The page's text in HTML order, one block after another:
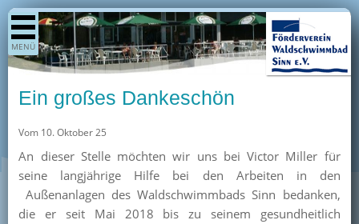
MENÜ
Shop
Aktuelles
Termine
Berichte
Bilder
/ Preise
Kurse
Ein großes Dankeschön
Vom 10. Oktober 25
An dieser Stelle möchten wir uns bei Victor Miller für
seine langjährige Hilfe bei den Arbeiten in den
Außenanlagen des Waldschwimmbads Sinn bedanken,
die er seit Mai 2018 bis zu seinem gesundheitlich